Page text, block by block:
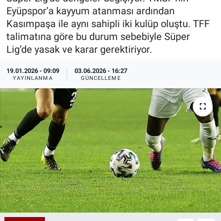
Eyüpspor’a kayyum atanması ardından
Kasımpaşa ile aynı sahipli iki kulüp oluştu. TFF
talimatına göre bu durum sebebiyle Süper
Lig’de yasak ve karar gerektiriyor.
19.01.2026 - 09:09
YAYINLANMA
03.06.2026 - 16:27
GÜNCELLEME
Özel Haberler
Yazarlar
Dünya
Medya
Özel Haberler
Kadın
Erişim Bilgileri
Sağlık
Teknoloji
Ramazan
Haber Arşivi